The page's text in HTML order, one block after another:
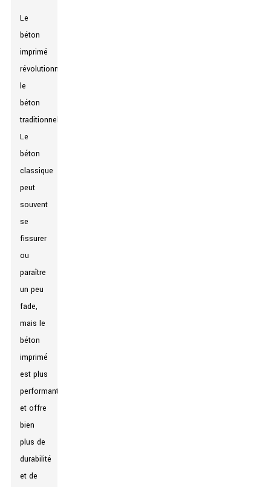
Le
béton
imprimé
révolutionne
le
béton
traditionnel.
Le
béton
classique
peut
souvent
se
fissurer
ou
paraître
un peu
fade,
mais le
béton
imprimé
est plus
performant
et offre
bien
plus de
durabilité
et de